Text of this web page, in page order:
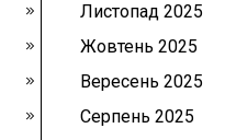
Листопад 2025
Жовтень 2025
Вересень 2025
Серпень 2025